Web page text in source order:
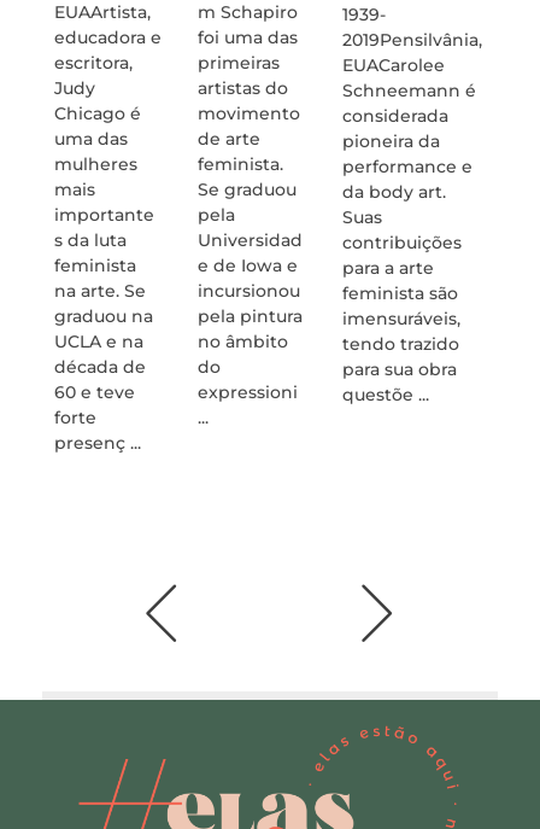
EUAArtista,
educadora e
escritora,
Judy
Chicago é
uma das
mulheres
mais
importante
s da luta
feminista
na arte. Se
graduou na
UCLA e na
década de
60 e teve
forte
presenç ...
m Schapiro
foi uma das
primeiras
artistas do
movimento
de arte
feminista.
Se graduou
pela
Universidad
e de Iowa e
incursionou
pela pintura
no âmbito
do
expressioni
...
1939-
2019Pensilvânia,
EUACarolee
Schneemann é
considerada
pioneira da
performance e
da body art.
Suas
contribuições
para a arte
feminista são
imensuráveis,
tendo trazido
para sua obra
questõe ...